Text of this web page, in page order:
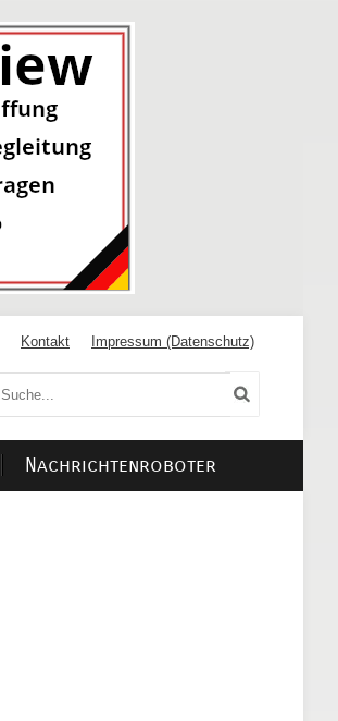
Kontakt Impressum (Datenschutz)
Nachrichtenroboter